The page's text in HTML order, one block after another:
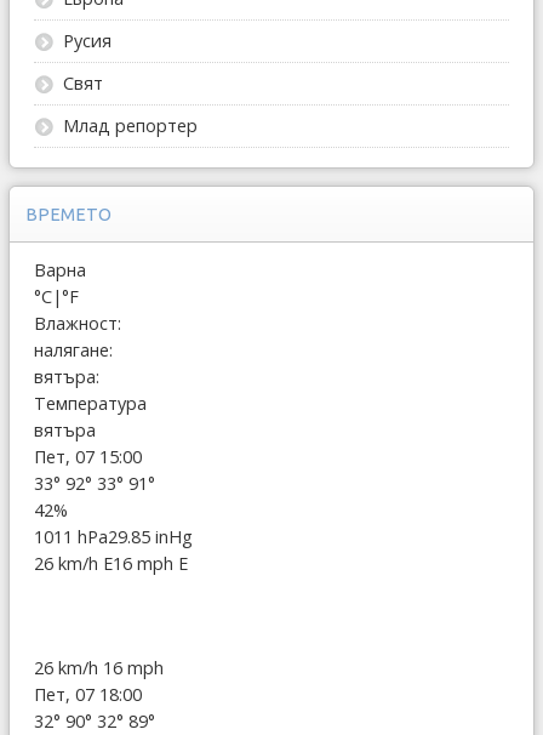
Русия
Свят
Млад репортер
ВРЕМЕТО
Варна
°C|°F
Влажност:
налягане:
вятъра:
Температура
вятъра
Пет, 07 15:00
33° 92° 33° 91°
42%
1011 hPa29.85 inHg
26 km/h E16 mph E
26 km/h 16 mph
Пет, 07 18:00
32° 90° 32° 89°